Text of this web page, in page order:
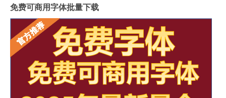
免费可商用字体批量下载